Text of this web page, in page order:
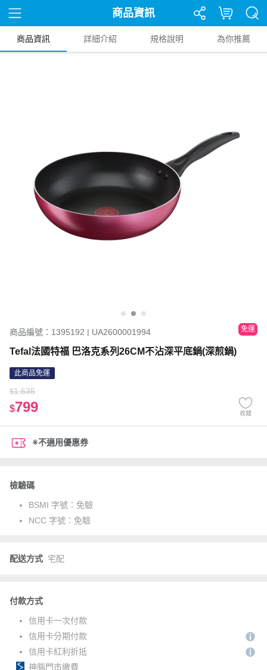
商品資訊
商品資訊 詳細介紹 規格說明 為你推薦
商品編號：1395192 | UA2600001994 免運
Tefal法國特福 巴洛克系列26CM不沾深平底鍋(深煎鍋)
此商品免運
$1,635
$799 收藏
※不適用優惠券
檢驗碼
BSMI 字號： 免驗
NCC 字號： 免驗
配送方式 宅配
付款方式
信用卡一次付款
信用卡分期付款
信用卡紅利折抵
神腦門市繳費